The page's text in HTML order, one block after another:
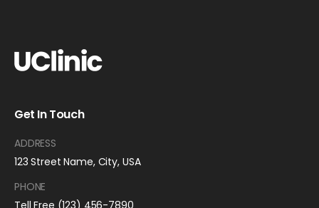
Get In Touch
ADDRESS
123 Street Name, City, USA
PHONE
Tell Free (123) 456-7890